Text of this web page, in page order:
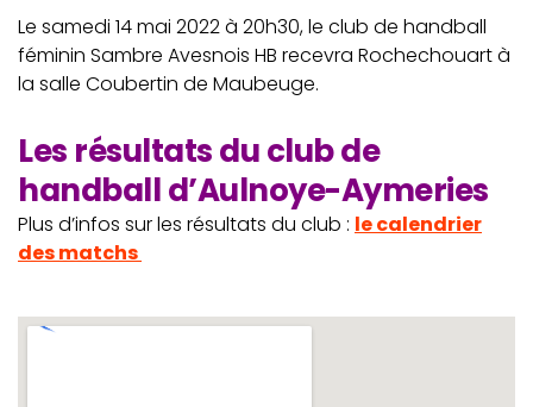
Le samedi 14 mai 2022 à 20h30, le club de handball
féminin Sambre Avesnois HB recevra Rochechouart à
la salle Coubertin de Maubeuge.
Les résultats du club de
handball d’Aulnoye-Aymeries
Plus d’infos sur les résultats du club : le calendrier
des matchs